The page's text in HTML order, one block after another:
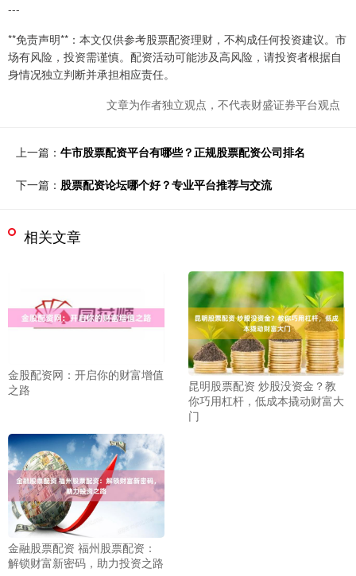
---
**免责声明**：本文仅供参考股票配资理财，不构成任何投资建议。市
场有风险，投资需谨慎。配资活动可能涉及高风险，请投资者根据自
身情况独立判断并承担相应责任。
文章为作者独立观点，不代表财盛证券平台观点
上一篇： 牛市股票配资平台有哪些？正规股票配资公司排名
下一篇： 股票配资论坛哪个好？专业平台推荐与交流
相关文章
金股配资网：开启你的财富增值
之路
昆明股票配资 炒股没资金？教
你巧用杠杆，低成本撬动财富大
门
金融股票配资 福州股票配资：
解锁财富新密码，助力投资之路